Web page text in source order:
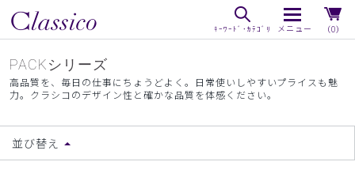
（0）
PACKシリーズ
高品質を、毎日の仕事にちょうどよく。日常使いしやすいプライスも魅
力。クラシコのデザイン性と確かな品質を体感ください。
並び替え